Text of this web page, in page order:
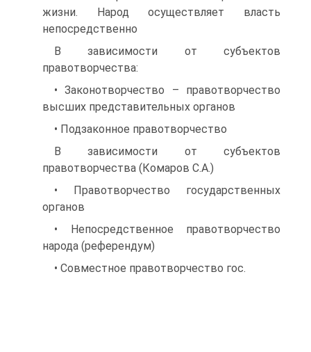
жизни. Народ осуществляет власть
непосредственно
В зависимости от субъектов
правотворчества:
• Законотворчество – правотворчество
высших представительных органов
• Подзаконное правотворчество
В зависимости от субъектов
правотворчества (Комаров С.А.)
• Правотворчество государственных
органов
• Непосредственное правотворчество
народа (референдум)
• Совместное правотворчество гос.